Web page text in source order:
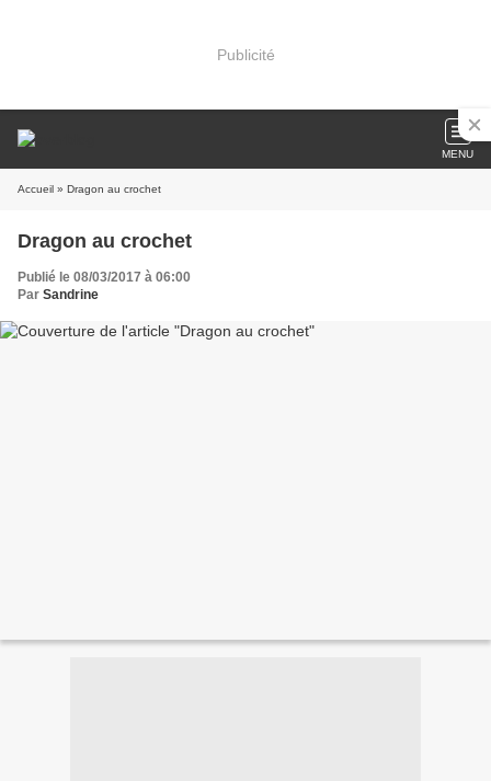
Publicité
MENU
Accueil » Dragon au crochet
Dragon au crochet
Publié le 08/03/2017 à 06:00
Par Sandrine